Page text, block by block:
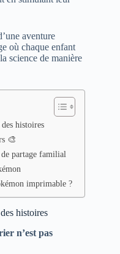
aventure
où chaque enfant
science de manière
histoires
🎨
partage familial
imprimable ?
histoires
n’est pas